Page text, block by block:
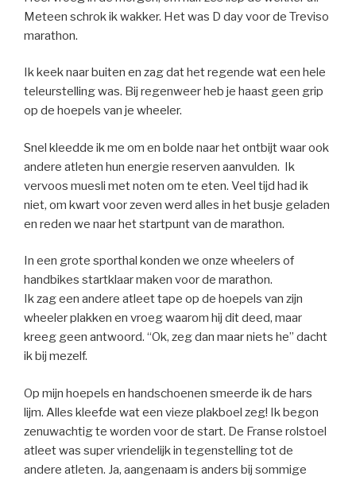
Meteen schrok ik wakker. Het was D day voor de Treviso
marathon.
Ik keek naar buiten en zag dat het regende wat een hele
teleurstelling was. Bij regenweer heb je haast geen grip
op de hoepels van je wheeler.
Snel kleedde ik me om en bolde naar het ontbijt waar ook
andere atleten hun energie reserven aanvulden. Ik
vervoos muesli met noten om te eten. Veel tijd had ik
niet, om kwart voor zeven werd alles in het busje geladen
en reden we naar het startpunt van de marathon.
In een grote sporthal konden we onze wheelers of
handbikes startklaar maken voor de marathon.
Ik zag een andere atleet tape op de hoepels van zijn
wheeler plakken en vroeg waarom hij dit deed, maar
kreeg geen antwoord. “Ok, zeg dan maar niets he” dacht
ik bij mezelf.
Op mijn hoepels en handschoenen smeerde ik de hars
lijm. Alles kleefde wat een vieze plakboel zeg! Ik begon
zenuwachtig te worden voor de start. De Franse rolstoel
atleet was super vriendelijk in tegenstelling tot de
andere atleten. Ja, aangenaam is anders bij sommige